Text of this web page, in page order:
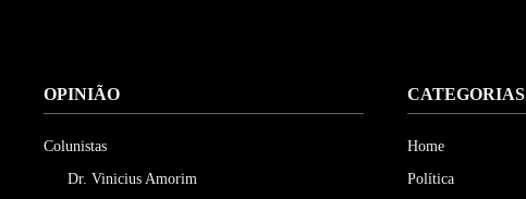
OPINIÃO
Colunistas
Dr. Vinicius Amorim
CATEGORIAS
Home
Política